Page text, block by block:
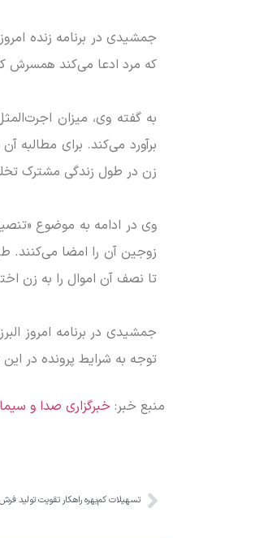
جمشیدی در برنامه زنده
که مرد ادعا می‌کند همسرش
به گفته وی، میزان
برآورد می‌کند. برای
زن در طول زندگی مشترک
وی در ادامه به موضوع
زوجین آن را امضا می‌کنند.
تا نصف آن اموال را به زن
جمشیدی در برنامه امروز
توجه به شرایط پرونده در
منبع خبر: خبرگزاری صدا و سیما
تسهیلات کم‌بهره راهکار تقویت تولید